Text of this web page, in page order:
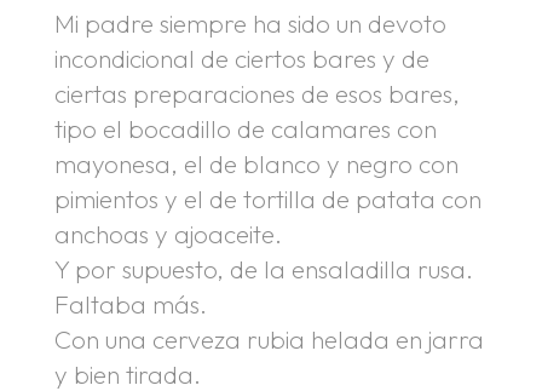
Mi padre siempre ha sido un devoto
incondicional de ciertos bares y de
ciertas preparaciones de esos bares,
tipo el bocadillo de calamares con
mayonesa, el de blanco y negro con
pimientos y el de tortilla de patata con
anchoas y ajoaceite.
Y por supuesto, de la ensaladilla rusa.
Faltaba más.
Con una cerveza rubia helada en jarra
y bien tirada.